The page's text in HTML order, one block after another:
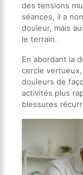
des tensions
séances, il a
douleur, mais
le terrain.
En abordant la
cercle
douleurs de
activités plus
blessures